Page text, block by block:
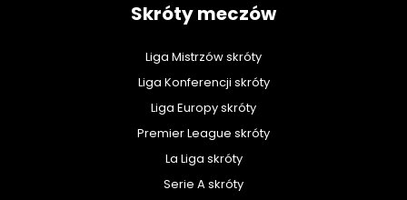
Skróty meczów
Liga Mistrzów skróty
Liga Konferencji skróty
Liga Europy skróty
Premier League skróty
La Liga skróty
Serie A skróty